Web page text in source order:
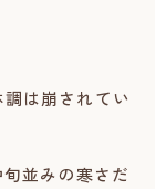
は崩されてい
並みの寒さだ